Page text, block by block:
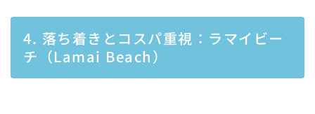
4. 落ち着きとコスパ重視：ラマイビー
チ（Lamai Beach）